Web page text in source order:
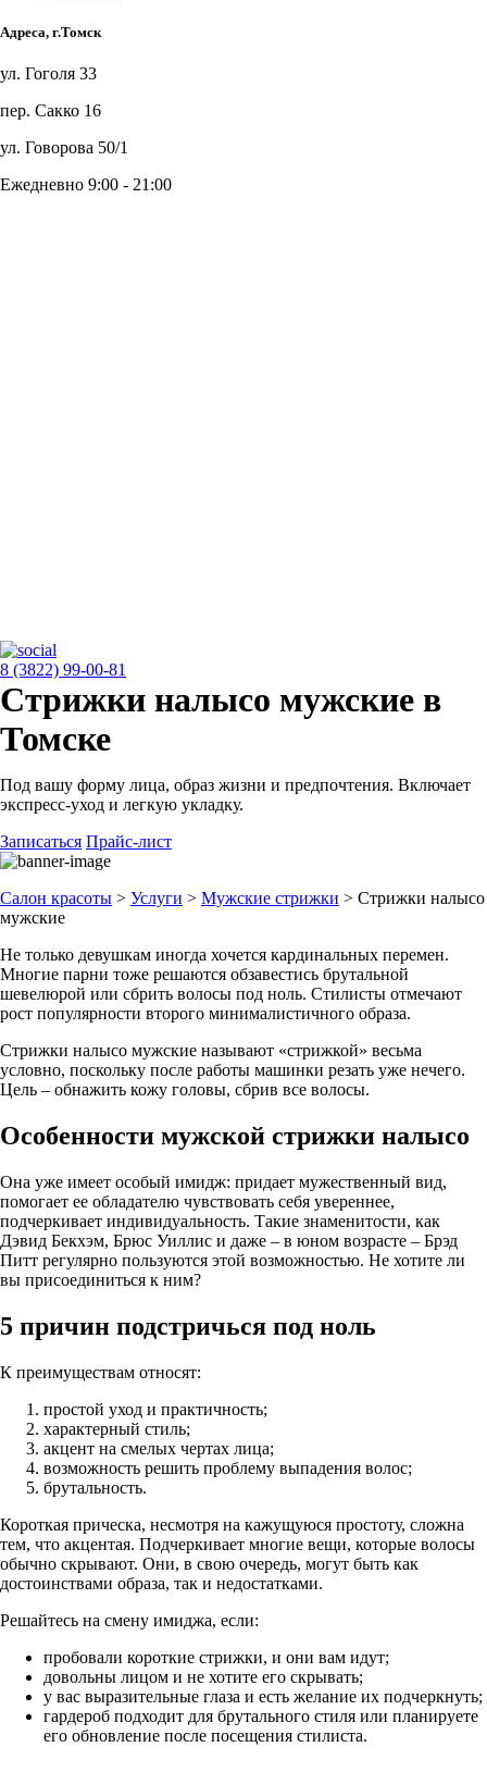
Адреса, г.Томск
ул. Гоголя 33
пер. Сакко 16
ул. Говорова 50/1
Ежедневно 9:00 - 21:00
8 (3822) 99-00-81
Стрижки налысо мужские в
Томске
Под вашу форму лица, образ жизни и предпочтения. Включает
экспресс-уход и легкую укладку.
Записаться Прайс-лист
Салон красоты > Услуги > Мужские стрижки > Стрижки налысо
мужские
Не только девушкам иногда хочется кардинальных перемен.
Многие парни тоже решаются обзавестись брутальной
шевелюрой или сбрить волосы под ноль. Стилисты отмечают
рост популярности второго минималистичного образа.
Стрижки налысо мужские называют «стрижкой» весьма
условно, поскольку после работы машинки резать уже нечего.
Цель – обнажить кожу головы, сбрив все волосы.
Особенности мужской стрижки налысо
Она уже имеет особый имидж: придает мужественный вид,
помогает ее обладателю чувствовать себя увереннее,
подчеркивает индивидуальность. Такие знаменитости, как
Дэвид Бекхэм, Брюс Уиллис и даже – в юном возрасте – Брэд
Питт регулярно пользуются этой возможностью. Не хотите ли
вы присоединиться к ним?
5 причин подстричься под ноль
К преимуществам относят:
простой уход и практичность;
характерный стиль;
акцент на смелых чертах лица;
возможность решить проблему выпадения волос;
брутальность.
Короткая прическа, несмотря на кажущуюся простоту, сложна
тем, что акцентая. Подчеркивает многие вещи, которые волосы
обычно скрывают. Они, в свою очередь, могут быть как
достоинствами образа, так и недостатками.
Решайтесь на смену имиджа, если:
пробовали короткие стрижки, и они вам идут;
довольны лицом и не хотите его скрывать;
у вас выразительные глаза и есть желание их подчеркнуть;
гардероб подходит для брутального стиля или планируете
его обновление после посещения стилиста.